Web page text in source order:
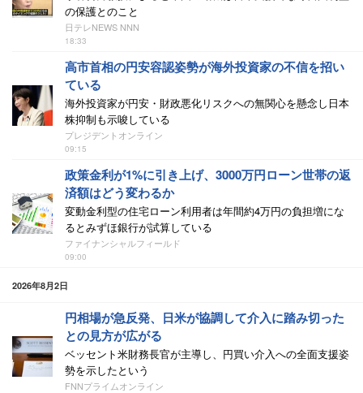
の保護とのこと
日テレNEWS NNN
18:33
高市首相の円安容認姿勢が海外投資家の不信を招い
ている
海外投資家が円安・財政悪化リスクへの無関心を懸念し日本
株抑制も示唆している
プレジデントオンライン
09:15
政策金利が1%に引き上げ、3000万円ローン世帯の返
済額はどう変わるか
変動金利型の住宅ローン利用者は年間約4万円の負担増にな
るとみずほ銀行が試算している
ファイナンシャルフィールド
09:00
2026年8月2日
円相場が急反発、日米が協調して介入に踏み切った
との見方が広がる
ベッセント米財務長官が主導し、円買い介入への全面支援姿
勢を示したという
FNNプライムオンライン